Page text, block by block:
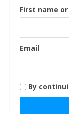
First name
Email
By